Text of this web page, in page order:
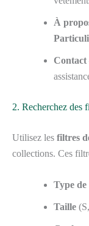
À
Contact
2. Recherchez des
Utilisez les filtres
collections. Ces
Type
Taille